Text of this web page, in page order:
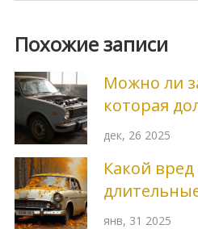
Похожие записи
Можно ли
которая
делать,
дек, 26 2025
Какой
янв, 31 2025